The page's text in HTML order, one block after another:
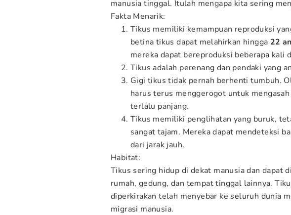
manusia tinggal. Itulah mengapa kita sering
Fakta Menarik:
Tikus memiliki kemampuan reproduksi
betina tikus dapat melahirkan hingga 22
mereka dapat bereproduksi beberapa kali
Tikus adalah perenang dan pendaki yang
Gigi tikus tidak pernah berhenti tumbuh.
harus terus menggerogot untuk
terlalu panjang.
Tikus memiliki penglihatan yang buruk,
sangat tajam. Mereka dapat mendeteksi
dari jarak jauh.
Habitat:
Tikus sering hidup di dekat manusia dan dapat
rumah, gedung, dan tempat tinggal lainnya.
diperkirakan telah menyebar ke seluruh dunia
migrasi manusia.